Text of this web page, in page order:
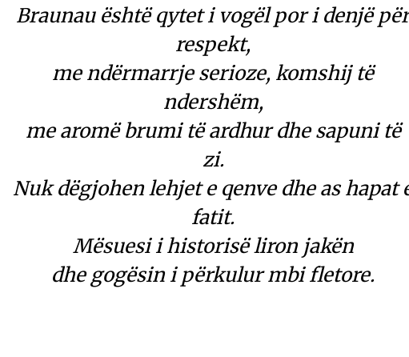
Braunau është qytet i vogël por i denjë
respekt,
me ndërmarrje serioze, komshij të
ndershëm,
me aromë brumi të ardhur dhe sapuni të
zi.
Nuk dëgjohen lehjet e qenve dhe as hapat
fatit.
Mësuesi i historisë liron jakën
dhe gogësin i përkulur mbi fletore.